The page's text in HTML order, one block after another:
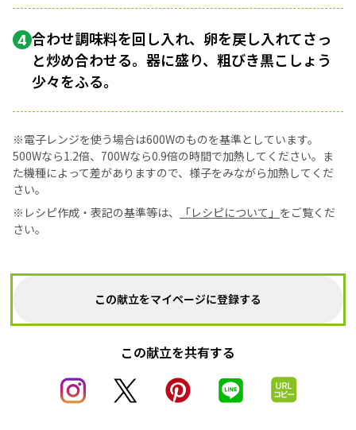
4 合わせ調味料を回し入れ、卵を戻し入れてさっ
と炒め合わせる。器に盛り、粗びき黒こしょう
少々をふる。
※電子レンジを使う場合は600Wのものを基準としています。
500Wなら1.2倍、700Wなら0.9倍の時間で加熱してください。ま
た機種によって差がありますので、様子をみながら加熱してくだ
さい。
※レシピ作成・表記の基準等は、
「レシピについて」 をご覧くだ
さい。
この献立をマイページに登録する
この献立を共有する